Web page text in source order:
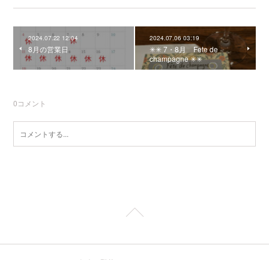
2024.07.22 12:04
8月の営業日
2024.07.06 03:19
✳︎✳︎ 7・8月 Fete de
champagne ✳︎✳︎
0コメント